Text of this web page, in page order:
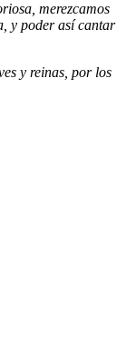
merezcamos
y poder así cantar
y reinas, por los